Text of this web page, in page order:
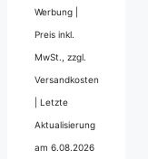
Werbung |
Preis inkl.
MwSt., zzgl.
Versandkosten
Letzte
Aktualisierung
am 6.08.2026